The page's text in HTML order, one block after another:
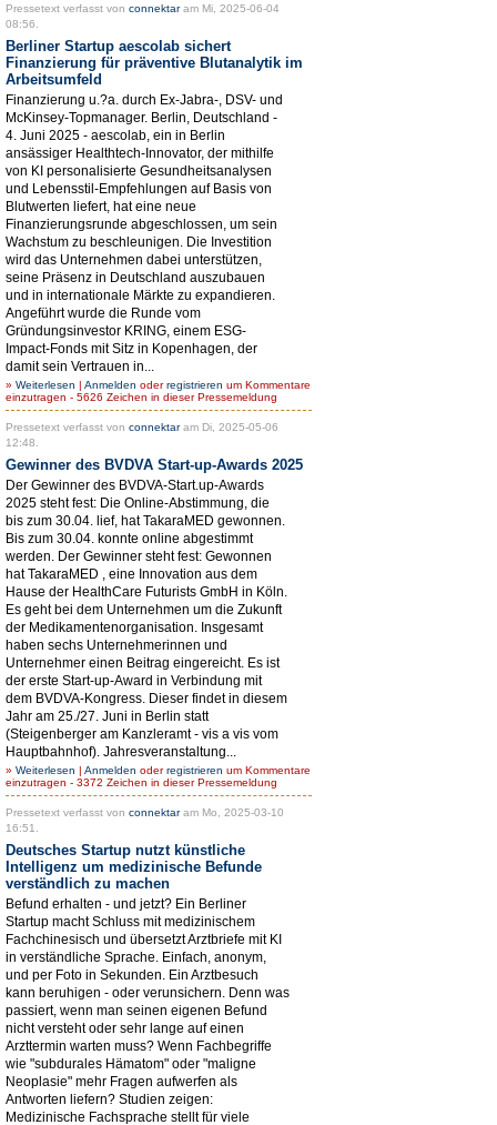
Pressetext verfasst von connektaram Mi, 2025-06-04
08:56.
Berliner Startup aescolab sichert
Finanzierung für präventive Blutanalytik im
Arbeitsumfeld
Finanzierung u.?a. durch Ex-Jabra-, DSV- und
McKinsey-Topmanager. Berlin, Deutschland -
4. Juni 2025 - aescolab, ein in Berlin
ansässiger Healthtech-Innovator, der mithilfe
von KI personalisierte Gesundheitsanalysen
und Lebensstil-Empfehlungen auf Basis von
Blutwerten liefert, hat eine neue
Finanzierungsrunde abgeschlossen, um sein
Wachstum zu beschleunigen. Die Investition
wird das Unternehmen dabei unterstützen,
seine Präsenz in Deutschland auszubauen
und in internationale Märkte zu expandieren.
Angeführt wurde die Runde vom
Gründungsinvestor KRING, einem ESG-
Impact-Fonds mit Sitz in Kopenhagen, der
damit sein Vertrauen in...
» Weiterlesen | Anmelden oderregistrieren um Kommentare
einzutragen - 5626 Zeichen in dieser Pressemeldung
Pressetext verfasst von connektaram Di, 2025-05-06
12:48.
Gewinner des BVDVA Start-up-Awards 2025
Der Gewinner des BVDVA-Start.up-Awards
2025 steht fest: Die Online-Abstimmung, die
bis zum 30.04. lief, hat TakaraMED gewonnen.
Bis zum 30.04. konnte online abgestimmt
werden. Der Gewinner steht fest: Gewonnen
hat TakaraMED , eine Innovation aus dem
Hause der HealthCare Futurists GmbH in Köln.
Es geht bei dem Unternehmen um die Zukunft
der Medikamentenorganisation. Insgesamt
haben sechs Unternehmerinnen und
Unternehmer einen Beitrag eingereicht. Es ist
der erste Start-up-Award in Verbindung mit
dem BVDVA-Kongress. Dieser findet in diesem
Jahr am 25./27. Juni in Berlin statt
(Steigenberger am Kanzleramt - vis a vis vom
Hauptbahnhof). Jahresveranstaltung...
» Weiterlesen | Anmelden oderregistrieren um Kommentare
einzutragen - 3372 Zeichen in dieser Pressemeldung
Pressetext verfasst von connektaram Mo, 2025-03-10
16:51.
Deutsches Startup nutzt künstliche
Intelligenz um medizinische Befunde
verständlich zu machen
Befund erhalten - und jetzt? Ein Berliner
Startup macht Schluss mit medizinischem
Fachchinesisch und übersetzt Arztbriefe mit KI
in verständliche Sprache. Einfach, anonym,
und per Foto in Sekunden. Ein Arztbesuch
kann beruhigen - oder verunsichern. Denn was
passiert, wenn man seinen eigenen Befund
nicht versteht oder sehr lange auf einen
Arzttermin warten muss? Wenn Fachbegriffe
wie "subdurales Hämatom" oder "maligne
Neoplasie" mehr Fragen aufwerfen als
Antworten liefern? Studien zeigen:
Medizinische Fachsprache stellt für viele